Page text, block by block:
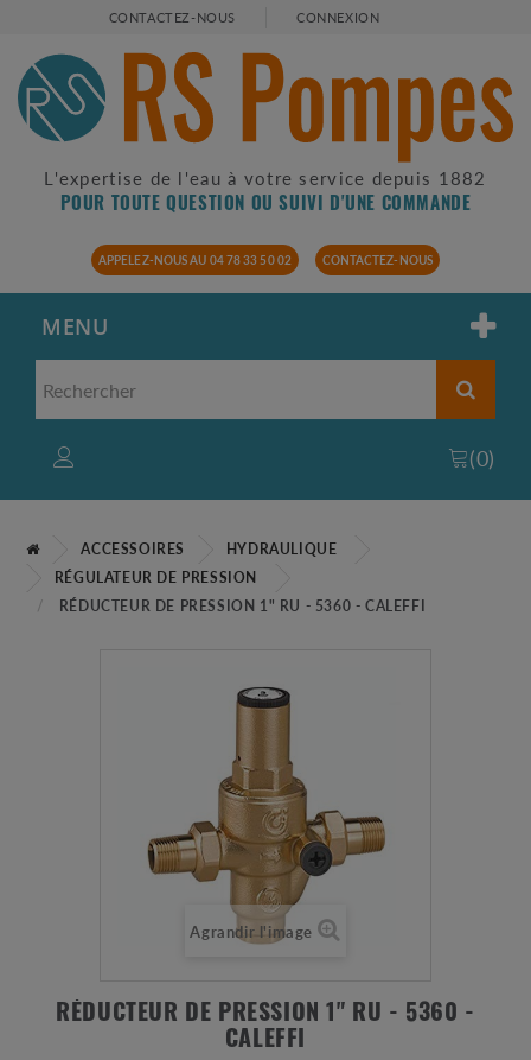
CONTACTEZ-NOUS CONNEXION
L'expertise de l'eau à votre service depuis 1882
POUR TOUTE QUESTION OU SUIVI D'UNE COMMANDE
APPELEZ-NOUS AU 04 78 33 50 02 CONTACTEZ-NOUS
MENU
(0)
ACCESSOIRES
HYDRAULIQUE
RÉGULATEUR DE PRESSION
RÉDUCTEUR DE PRESSION 1" RU - 5360 - CALEFFI
Agrandir l'image
RÉDUCTEUR DE PRESSION 1" RU - 5360 -
CALEFFI